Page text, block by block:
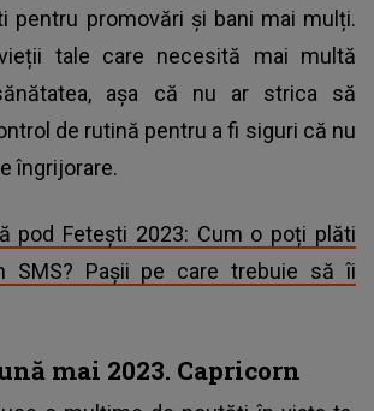
pentru promovări și bani mai mulți.
tale care necesită mai multă
așa că nu ar strica să
de rutină pentru a fi siguri că nu
îngrijorare.
pod Fetești 2023: Cum o poți plăti
SMS? Pașii pe care trebuie să îi
mai 2023. Capricorn